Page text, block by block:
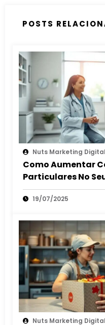
POSTS
Nuts Marketing Digital
Como Aumentar
Particulares No
2025
19/07/2025
Nuts Marketing Digital